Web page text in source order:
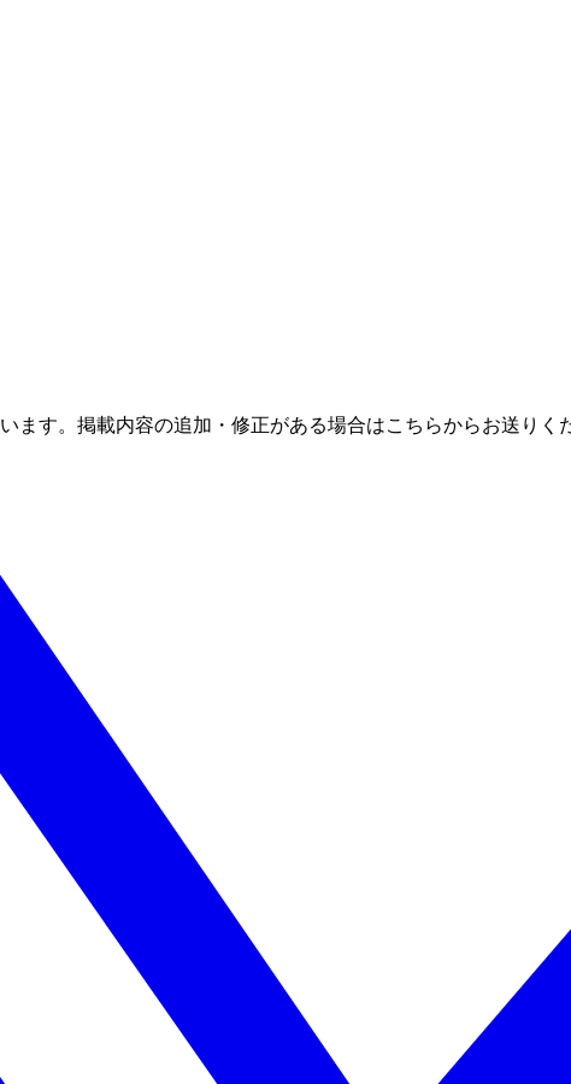
ます。掲載内容の追加・修正がある場合はこちらからお送りく